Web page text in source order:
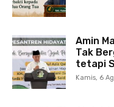
Amin
Tak
tetapi
Kamis, 6